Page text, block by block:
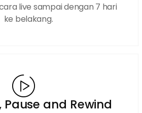
live sampai dengan 7 hari
ke belakang.
Pause and Rewind